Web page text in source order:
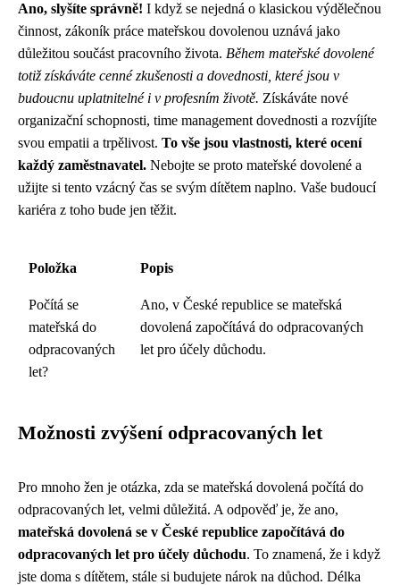
Ano, slyšíte správně! I když se nejedná o klasickou výdělečnou
činnost, zákoník práce mateřskou dovolenou uznává jako
důležitou součást pracovního života. Během mateřské dovolené
totiž získáváte cenné zkušenosti a dovednosti, které jsou v
budoucnu uplatnitelné i v profesním životě. Získáváte nové
organizační schopnosti, time management dovednosti a rozvíjíte
svou empatii a trpělivost. To vše jsou vlastnosti, které ocení
každý zaměstnavatel. Nebojte se proto mateřské dovolené a
užijte si tento vzácný čas se svým dítětem naplno. Vaše budoucí
kariéra z toho bude jen těžit.
Položka Popis
Počítá se
mateřská do
odpracovaných
let?
Ano, v České republice se mateřská
dovolená započítává do odpracovaných
let pro účely důchodu.
Možnosti zvýšení odpracovaných let
Pro mnoho žen je otázka, zda se mateřská dovolená počítá do
odpracovaných let, velmi důležitá. A odpověď je, že ano,
mateřská dovolená se v České republice započítává do
odpracovaných let pro účely důchodu. To znamená, že i když
jste doma s dítětem, stále si budujete nárok na důchod. Délka